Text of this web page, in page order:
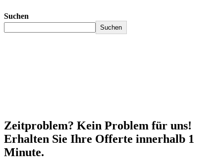
Suchen
Suchen
Zeitproblem? Kein Problem für uns!
Erhalten Sie Ihre Offerte innerhalb 1
Minute.